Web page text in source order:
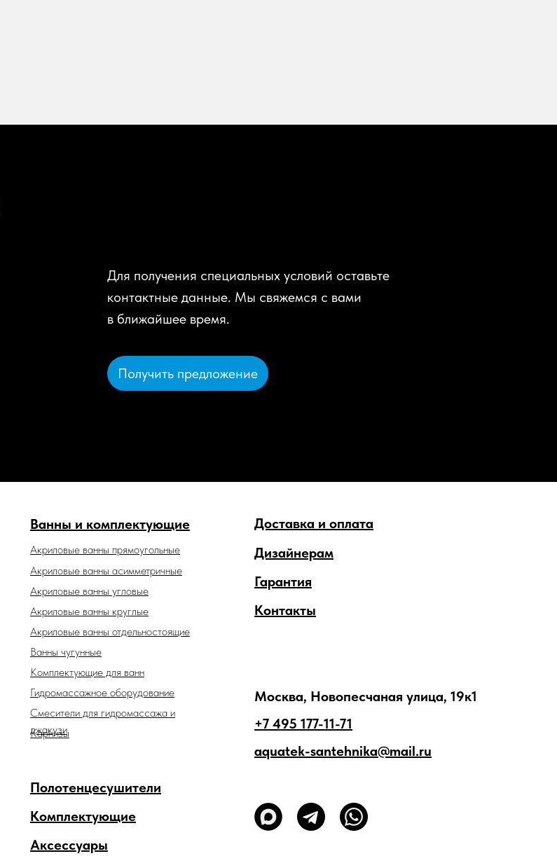
Для получения специальных условий оставьте
контактные данные. Мы свяжемся с вами
в ближайшее время.
Получить предложение
Ванны и комплектующие
Акриловые ванны прямоугольные
Аксессуары
Комплектующие
Дизайнерам
Доставка и оплата
Гарантия
Контакты
Акриловые ванны отдельностоящие
Акриловые ванны асимметричные
Акриловые ванны угловые
Акриловые ванны круглые
Ванны чугунные
Комплектующие для ванн
Гидромассажное оборудование
Смесители для гидромассажа и
джакузи
Карнизы
Полотенцесушители
Москва, Новопесчаная улица, 19к1
+7 495 177-11-71
aquatek-santehnika@mail.ru